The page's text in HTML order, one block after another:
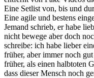
Eine Setlist von, bis und
Eine agile und bestens
Jemand schrieb, er habe
nicht bewege aber doch
schreibe: ich habe lieber
früher, aber immer noch
früher, als einen halbtoten
dass dieser Mensch noch